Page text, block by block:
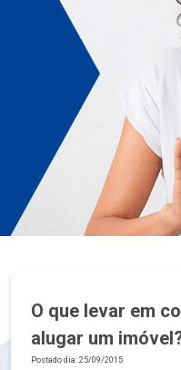
O que levar em
alugar um
Postado dia: 25/09/2015